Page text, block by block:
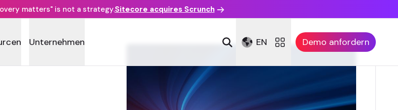
matters" is not a strategy.Sitecore acquires Scrunch
Unternehmen EN Demo anfordern